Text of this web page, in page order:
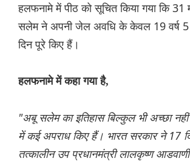
हलफनामे में पीठ को सूचित किया गया कि 31
सलेम ने अपनी जेल अवधि के केवल 19 वर्ष
दिन पूरे किए हैं।
हलफनामे में कहा गया है,
"अबू सलेम का इतिहास बिल्कुल भी अच्छा
में कई अपराध किए हैं। भारत सरकार ने 17
तत्कालीन उप प्रधानमंत्री लालकृष्ण